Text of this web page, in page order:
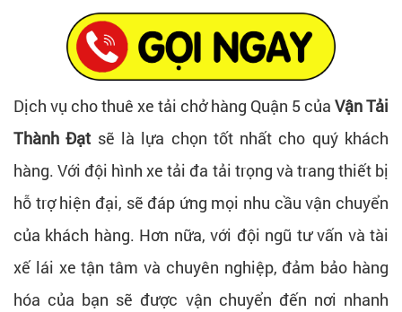
Dịch vụ cho thuê xe tải chở hàng Quận 5 của Vận Tải
Thành Đạt sẽ là lựa chọn tốt nhất cho quý khách
hàng. Với đội hình xe tải đa tải trọng và trang thiết bị
hỗ trợ hiện đại, sẽ đáp ứng mọi nhu cầu vận chuyển
của khách hàng. Hơn nữa, với đội ngũ tư vấn và tài
xế lái xe tận tâm và chuyên nghiệp, đảm bảo hàng
hóa của bạn sẽ được vận chuyển đến nơi nhanh